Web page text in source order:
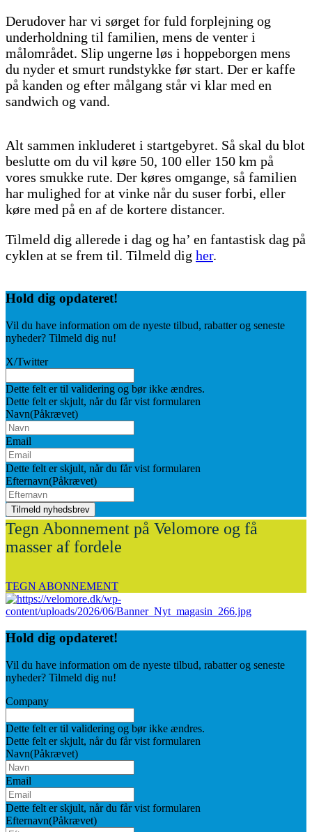
Derudover har vi sørget for fuld forplejning og
underholdning til familien, mens de venter i
målområdet. Slip ungerne løs i hoppeborgen mens
du nyder et smurt rundstykke før start. Der er kaffe
på kanden og efter målgang står vi klar med en
sandwich og vand.
Alt sammen inkluderet i startgebyret. Så skal du blot
beslutte om du vil køre 50, 100 eller 150 km på
vores smukke rute. Der køres omgange, så familien
har mulighed for at vinke når du suser forbi, eller
køre med på en af de kortere distancer.
Tilmeld dig allerede i dag og ha’ en fantastisk dag på
cyklen at se frem til. Tilmeld dig her.
Hold dig opdateret!
Vil du have information om de nyeste tilbud, rabatter og seneste
nyheder? Tilmeld dig nu!
X/Twitter
Dette felt er til validering og bør ikke ændres.
Dette felt er skjult, når du får vist formularen
Navn(Påkrævet)
Email
Dette felt er skjult, når du får vist formularen
Efternavn(Påkrævet)
Tegn Abonnement på Velomore og få
masser af fordele
TEGN ABONNEMENT
Hold dig opdateret!
Vil du have information om de nyeste tilbud, rabatter og seneste
nyheder? Tilmeld dig nu!
Company
Dette felt er til validering og bør ikke ændres.
Dette felt er skjult, når du får vist formularen
Navn(Påkrævet)
Email
Dette felt er skjult, når du får vist formularen
Efternavn(Påkrævet)